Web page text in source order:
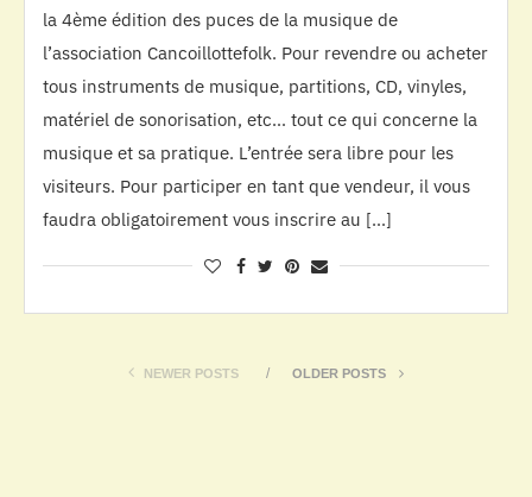
la 4ème édition des puces de la musique de
l’association Cancoillottefolk. Pour revendre ou acheter
tous instruments de musique, partitions, CD, vinyles,
matériel de sonorisation, etc… tout ce qui concerne la
musique et sa pratique. L’entrée sera libre pour les
visiteurs. Pour participer en tant que vendeur, il vous
faudra obligatoirement vous inscrire au […]
NEWER POSTS OLDER POSTS